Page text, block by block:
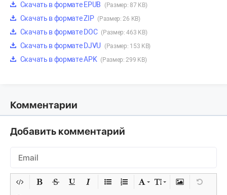
Скачать в формате EPUB (Размер: 87 KB)
Скачать в формате ZIP (Размер: 26 KB)
Скачать в формате DOC (Размер: 463 KB)
Скачать в формате DJVU (Размер: 153 KB)
Скачать в формате APK (Размер: 299 KB)
Комментарии
Добавить комментарий